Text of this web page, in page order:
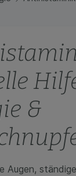
&
Augen,